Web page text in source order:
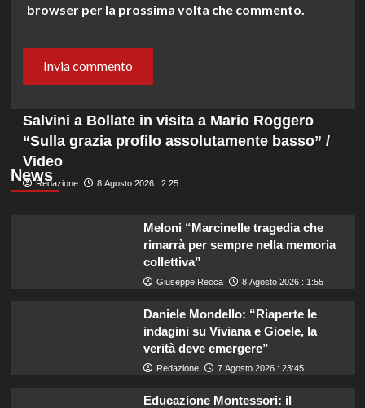
browser per la prossima volta che commento.
News
Salvini a Bollate in visita a Mario Roggero
“Sulla grazia profilo assolutamente basso” /
Video
Redazione 8 Agosto 2026 : 2:25
Meloni “Marcinelle tragedia che
rimarrà per sempre nella memoria
collettiva”
Giuseppe Recca 8 Agosto 2026 : 1:55
Daniele Mondello: “Riaperte le
indagini su Viviana e Gioele, la
verità deve emergere”
Redazione 7 Agosto 2026 : 23:45
Educazione Montessori: il